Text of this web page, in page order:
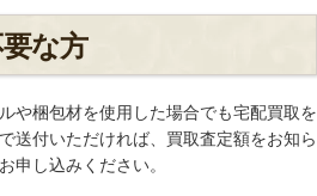
な方
や梱包材を使用した場合でも宅配買取を
送付いただければ、買取査定額をお知ら
申し込みください。